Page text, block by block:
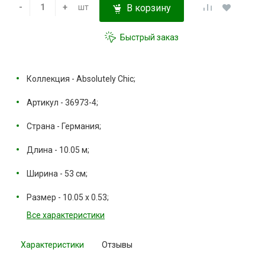
- + шт В корзину
Быстрый заказ
Коллекция - Absolutely Chic;
Артикул - 36973-4;
Страна - Германия;
Длина - 10.05 м;
Ширина - 53 см;
Размер - 10.05 х 0.53;
Все характеристики
Характеристики Отзывы